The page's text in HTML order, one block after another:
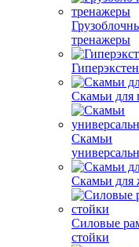
тренажеры
Скамьи для
Скамьи
Скамьи для
Силовые
стойки